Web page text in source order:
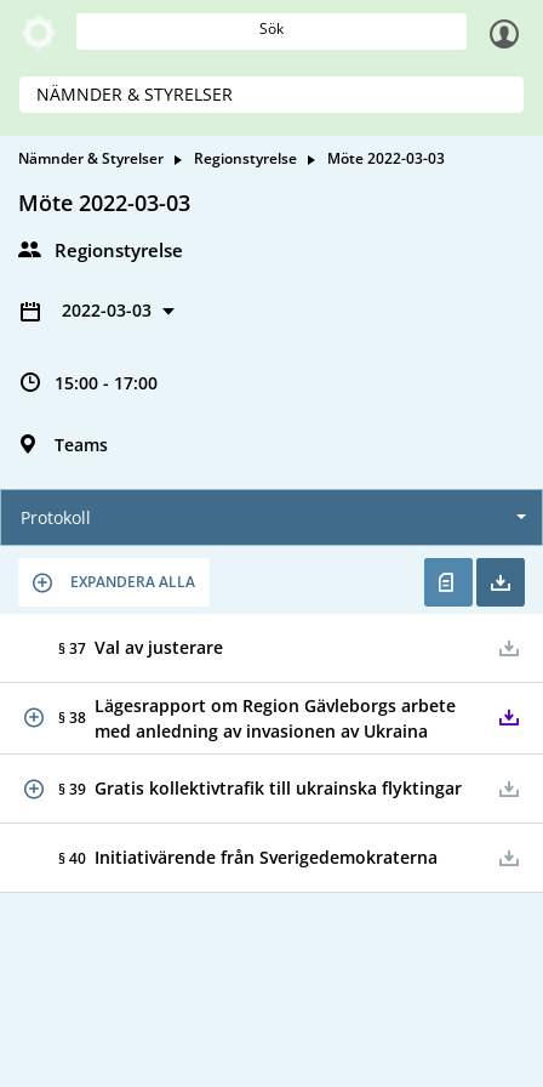
Sök
NÄMNDER & STYRELSER
Nämnder & Styrelser Regionstyrelse Möte 2022-03-03
Möte 2022-03-03
Regionstyrelse
2022-03-03
15:00 - 17:00
Teams
Protokoll
EXPANDERA ALLA
§ 37 Val av justerare
§ 38
Lägesrapport om Region Gävleborgs arbete
med anledning av invasionen av Ukraina
§ 39 Gratis kollektivtrafik till ukrainska flyktingar
§ 40 Initiativärende från Sverigedemokraterna